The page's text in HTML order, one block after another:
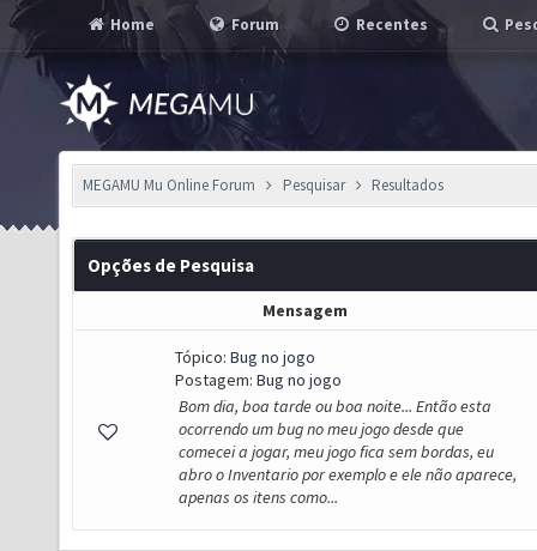
Home Forum Recentes
MEGAMU Mu Online Forum Pesquisar Resultados
Opções de Pesquisa
Mensagem
Tópico: Bug no jogo
Postagem: Bug no jogo
Bom dia, boa tarde ou boa noite... Então esta
ocorrendo um bug no meu jogo desde que
comecei a jogar, meu jogo fica sem bordas, eu
abro o Inventario por exemplo e ele não aparece,
apenas os itens como...